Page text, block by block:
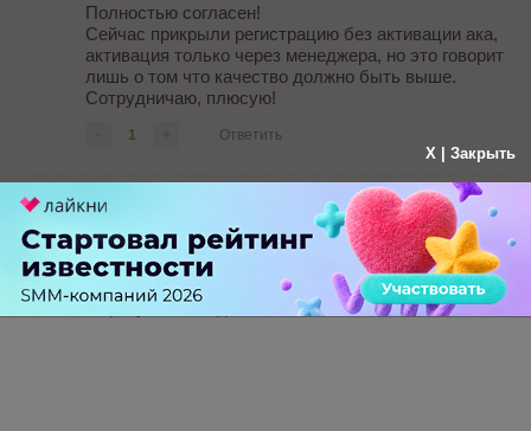
Полностью согласен!
Сейчас прикрыли регистрацию без активации ака,
активация только через менеджера, но это говорит
лишь о том что качество должно быть выше.
Сотрудничаю, плюсую!
1 Ответить
больше года назад
Отличная Партнерка. Монетизирую сайты,
результатом доволен.
X | Закрыть